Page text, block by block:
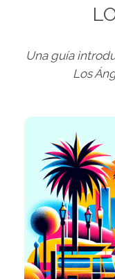
Una guía
Los